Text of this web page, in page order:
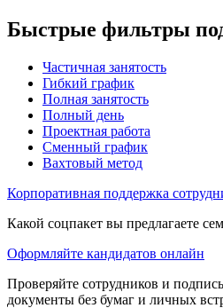
Быстрые фильтры
Частичная занятость
Гибкий график
Полная занятость
Полный день
Проектная работа
Сменный график
Вахтовый метод
Корпоративная поддержка
Какой соцпакет вы предлагаете
Оформляйте кандидатов онлайн
Проверяйте сотрудников и
документы без бумаг и личных